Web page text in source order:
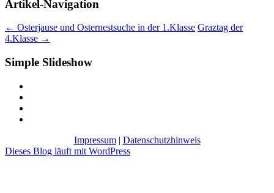
Artikel-Navigation
← Osterjause und Osternestsuche in der 1.Klasse Graztag der
4.Klasse →
Simple Slideshow
Impressum| Datenschutzhinweis
Dieses Blog läuft mit WordPress